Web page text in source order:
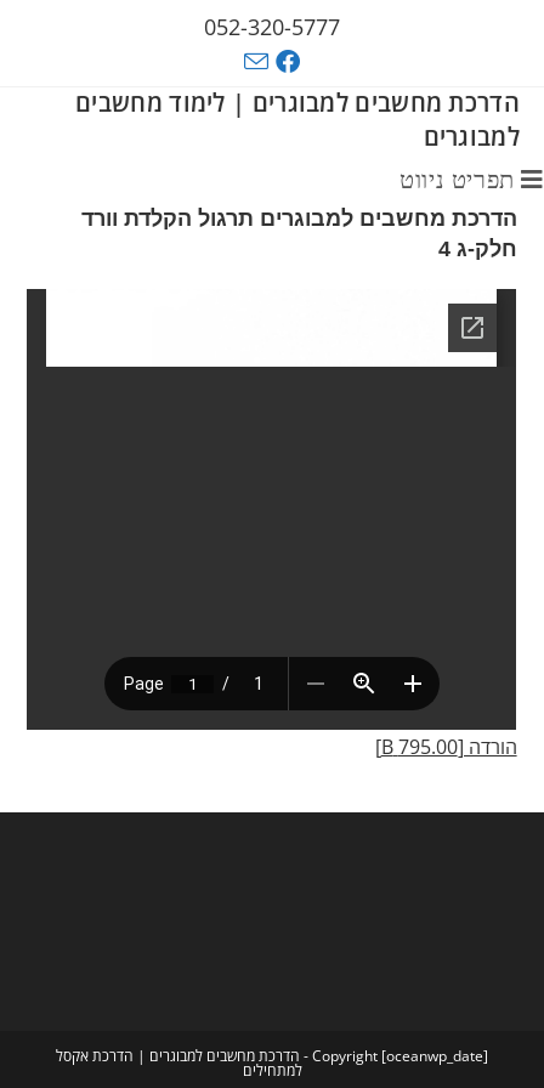
052-320-5777
הדרכת מחשבים למבוגרים | לימוד מחשבים
למבוגרים
תפריט ניווט
הדרכת מחשבים למבוגרים תרגול הקלדת וורד
חלק-ג 4
הורדה [795.00 B]
Copyright [oceanwp_date] - הדרכת מחשבים למבוגרים | הדרכת אקסל
למתחילים